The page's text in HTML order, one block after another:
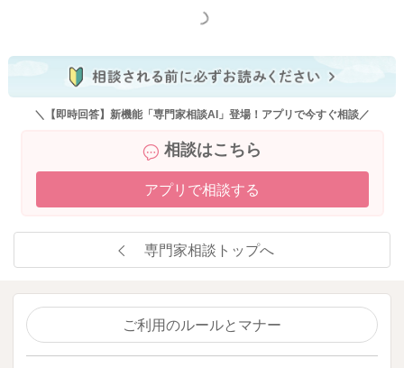
もっと見る
＼【即時回答】新機能「専門家相談AI」登場！アプリで今すぐ相談／
相談はこちら
アプリで相談する
専門家相談トップへ
ご利用のルールとマナー